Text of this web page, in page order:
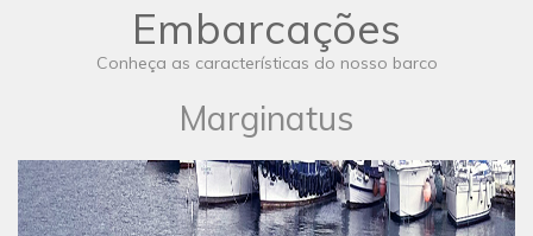
Embarcações
Conheça as características do nosso barco
Marginatus